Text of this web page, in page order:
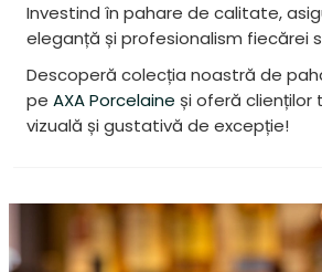
Investind în pahare de calitate,
eleganță și profesionalism fiecărei
Descoperă colecția noastră de
pe AXA Porcelaine și oferă clienților
vizuală și gustativă de excepție!